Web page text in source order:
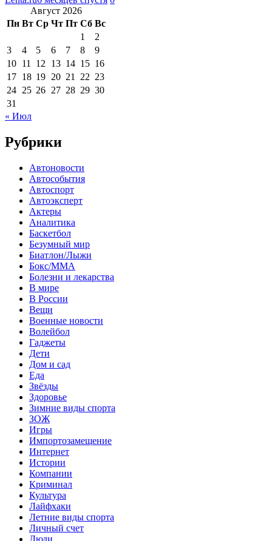
Август 2026
Пн Вт Ср Чт Пт Сб Вс
1
2
3
4 5 6 7 8
9
10 11 12 13 14 15 16
17 18 19 20 21 22 23
24 25 26 27 28 29 30
31
« Июл
Рубрики
Автоновости
Автособытия
Автоспорт
Автоэксперт
Актеры
Аналитика
Баскетбол
Безумный мир
Биатлон/Лыжи
Бокс/MMA
Болезни и лекарства
В мире
В России
Вещи
Военные новости
Волейбол
Гаджеты
Дети
Дом и сад
Еда
Звёзды
Здоровье
Зимние виды спорта
ЗОЖ
Игры
Импортозамещение
Интернет
Истории
Компании
Криминал
Культура
Лайфхаки
Летние виды спорта
Личный счет
Люди